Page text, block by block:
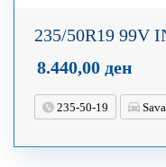
235/50R19 99V
8.440,00 ден
235-50-19 Sava